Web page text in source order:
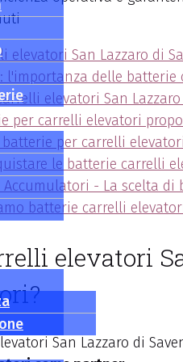
elevatori San Lazzaro di
l'importanza delle batterie
elevatori San
per carrelli elevatori
per carrelli
le batterie carrelli
Accumulatori - La scelta di
batterie carrelli
elevatori